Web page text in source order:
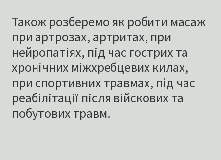
Також розберемо як робити масаж
при артрозах, артритах, при
нейропатіях, під час гострих та
хронічних міжхребцевих килах,
при спортивних травмах, під час
реабілітації після війскових та
побутових травм.